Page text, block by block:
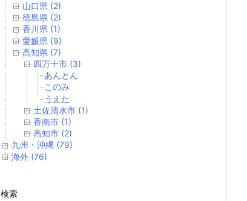
山口県 (2)
徳島県 (2)
香川県 (1)
愛媛県 (9)
高知県 (7)
四万十市 (3)
あんとん
このみ
うえた
土佐清水市 (1)
香南市 (1)
高知市 (2)
九州・沖縄 (79)
海外 (76)
検索